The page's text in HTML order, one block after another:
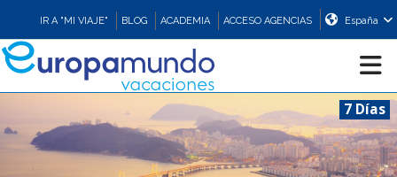
IR A "MI VIAJE" BLOG ACADEMIA ACCESO AGENCIAS España
CRUCEROS
EUROPA
7 Días